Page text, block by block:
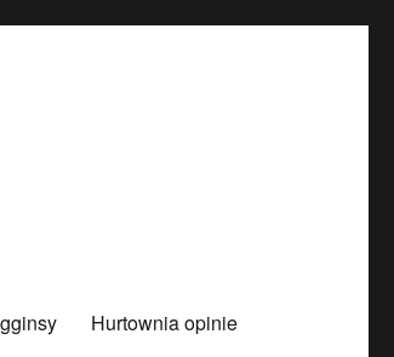
Hurtownia opinie